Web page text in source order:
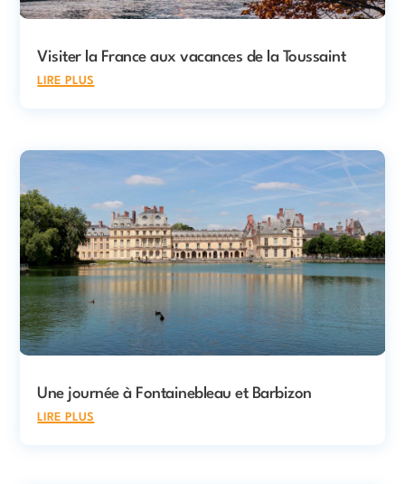
Visiter la France aux vacances de la Toussaint
lire plus
Une journée à Fontainebleau et Barbizon
lire plus